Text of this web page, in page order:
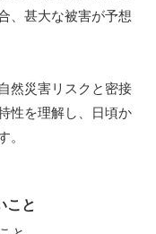
、甚大な被害が予想
然災害リスクと密接
性を理解し、日頃か
。
こと